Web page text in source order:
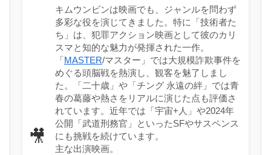
🎥
キムウンビンは映画でも、ジャンルを問わず
多彩な役を演じてきました。特に「技術者た
ち」は、犯罪アクション映画として彼のカリ
スマと知的な魅力が発揮された一作。
「MASTER/マスター」では大規模詐欺事件を
めぐる頭脳戦を熱演し、観客を魅了しまし
た。「二十歳」や「チング 永遠の絆」では青
春の葛藤や熱さをリアルに演じた点も評価さ
れています。近年では「宇宙+人」や2024年
公開「武道刑務官」といったSFやサスペンス
にも挑戦を続けています。
主な出演映画。